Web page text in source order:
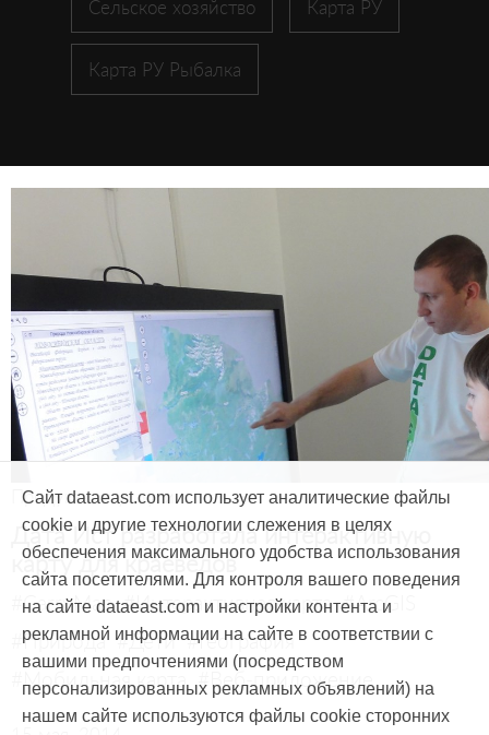
Сельское хозяйство Карта РУ
Карта РУ Рыбалка
Продукты и услуги
Дата Ист разработала интерактивную
карту для краеведов
#CarryMap #Интерактивная карта #ArcGIS
#Природа #Дети #География
#Мобильная карта #Веб-приложение
Сайт dataeast.com использует аналитические файлы
cookie и другие технологии слежения в целях
обеспечения максимального удобства использования
сайта посетителями. Для контроля вашего поведения
на сайте dataeast.com и настройки контента и
рекламной информации на сайте в соответствии с
вашими предпочтениями (посредством
персонализированных рекламных объявлений) на
нашем сайте используются файлы cookie сторонних